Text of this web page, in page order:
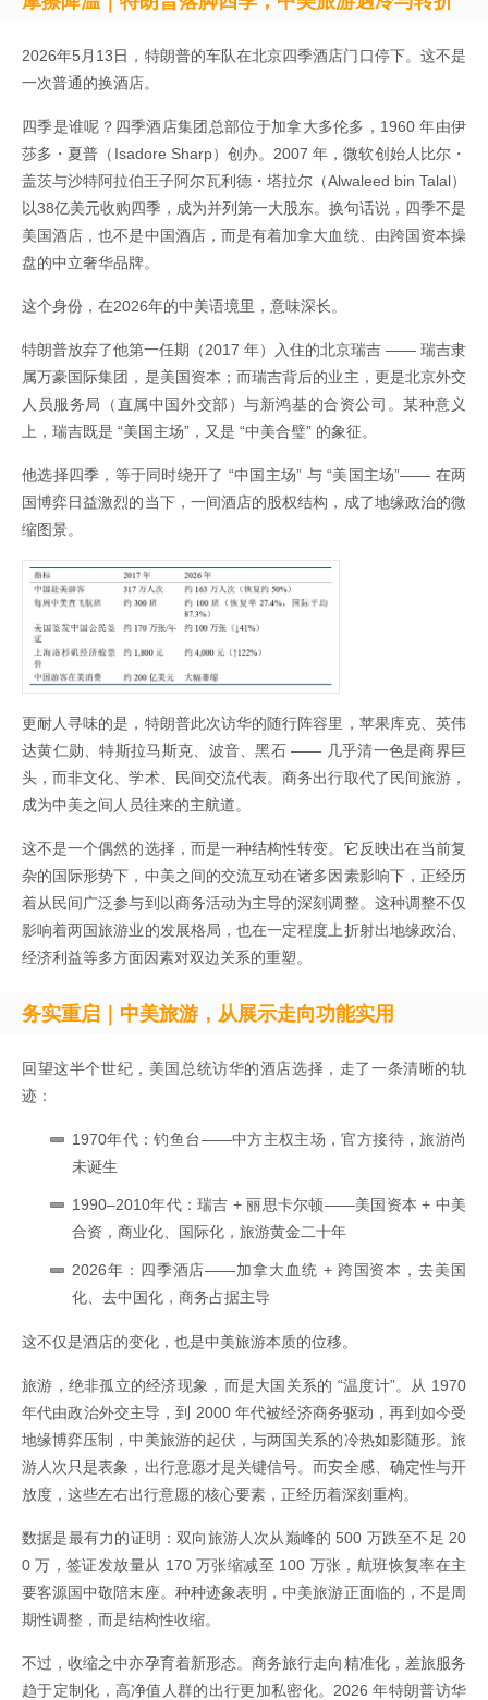
2026年5月13日，特朗普的车队在北京四季酒店门口停下。这不是
一次普通的换酒店。
四季是谁呢？四季酒店集团总部位于加拿大多伦多，1960 年由伊
莎多・夏普（Isadore Sharp）创办。2007 年，微软创始人比尔・
盖茨与沙特阿拉伯王子阿尔瓦利德・塔拉尔（Alwaleed bin Talal）
以38亿美元收购四季，成为并列第一大股东。换句话说，四季不是
美国酒店，也不是中国酒店，而是有着加拿大血统、由跨国资本操
盘的中立奢华品牌。
这个身份，在2026年的中美语境里，意味深长。
特朗普放弃了他第一任期（2017 年）入住的北京瑞吉 —— 瑞吉隶
属万豪国际集团，是美国资本；而瑞吉背后的业主，更是北京外交
人员服务局（直属中国外交部）与新鸿基的合资公司。某种意义
上，瑞吉既是 “美国主场”，又是 “中美合璧” 的象征。
他选择四季，等于同时绕开了 “中国主场” 与 “美国主场”—— 在两
国博弈日益激烈的当下，一间酒店的股权结构，成了地缘政治的微
缩图景。
更耐人寻味的是，特朗普此次访华的随行阵容里，苹果库克、英伟
达黄仁勋、特斯拉马斯克、波音、黑石 —— 几乎清一色是商界巨
头，而非文化、学术、民间交流代表。商务出行取代了民间旅游，
成为中美之间人员往来的主航道。
这不是一个偶然的选择，而是一种结构性转变。它反映出在当前复
杂的国际形势下，中美之间的交流互动在诸多因素影响下，正经历
着从民间广泛参与到以商务活动为主导的深刻调整。这种调整不仅
影响着两国旅游业的发展格局，也在一定程度上折射出地缘政治、
经济利益等多方面因素对双边关系的重塑。
务实重启｜中美旅游，从展示走向功能实用
回望这半个世纪，美国总统访华的酒店选择，走了一条清晰的轨
迹：
1970年代：钓鱼台——中方主权主场，官方接待，旅游尚
未诞生
1990–2010年代：瑞吉 + 丽思卡尔顿——美国资本 + 中美
合资，商业化、国际化，旅游黄金二十年
2026年：四季酒店——加拿大血统 + 跨国资本，去美国
化、去中国化，商务占据主导
这不仅是酒店的变化，也是中美旅游本质的位移。
旅游，绝非孤立的经济现象，而是大国关系的 “温度计”。从 1970
年代由政治外交主导，到 2000 年代被经济商务驱动，再到如今受
地缘博弈压制，中美旅游的起伏，与两国关系的冷热如影随形。旅
游人次只是表象，出行意愿才是关键信号。而安全感、确定性与开
放度，这些左右出行意愿的核心要素，正经历着深刻重构。
数据是最有力的证明：双向旅游人次从巅峰的 500 万跌至不足 20
0 万，签证发放量从 170 万张缩减至 100 万张，航班恢复率在主
要客源国中敬陪末座。种种迹象表明，中美旅游正面临的，不是周
期性调整，而是结构性收缩。
不过，收缩之中亦孕育着新形态。商务旅行走向精准化，差旅服务
趋于定制化，高净值人群的出行更加私密化。2026 年特朗普访华